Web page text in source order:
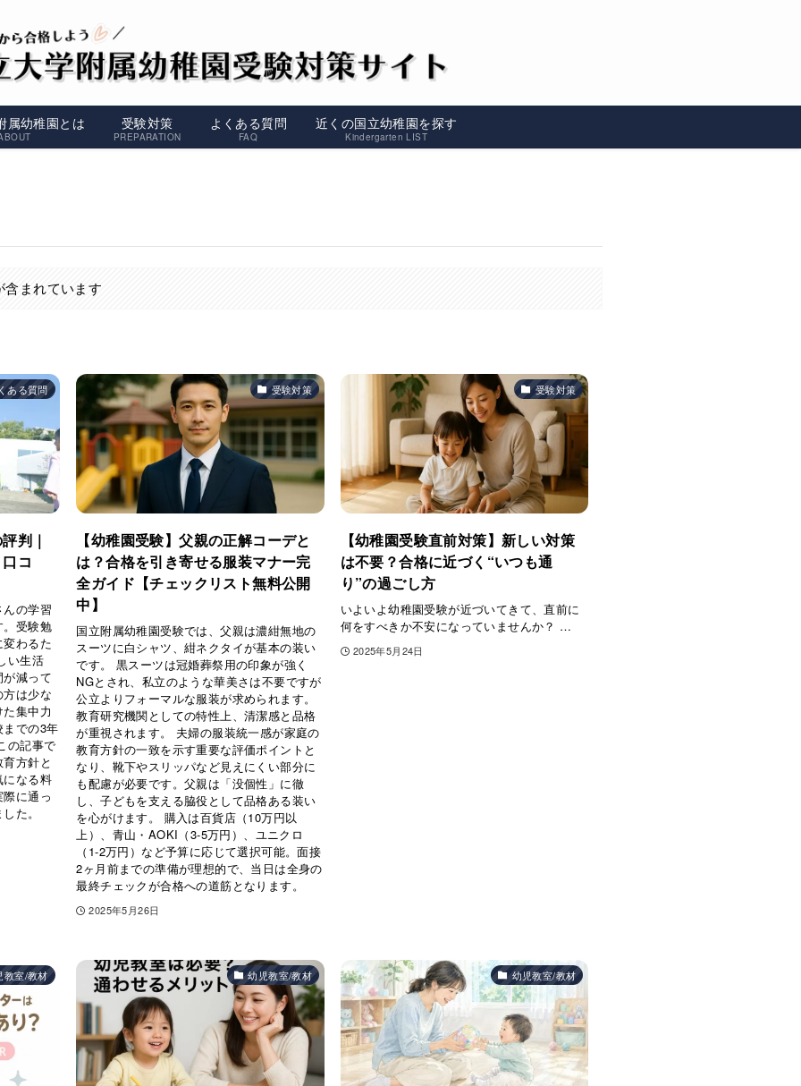
属幼稚園とは 受験対策
PREPARATION
よくある質問
FAQ
近くの国立幼稚園を探す
Kindergarten LIST
まれています
ある質問
判｜
コ
の学習
。受験勉
わるた
い生活
減って
は少な
集中力
での3年
の記事で
方針と
になる料
に通っ
た。
受験対策
【幼稚園受験】父親の正解コーデと
は？合格を引き寄せる服装マナー完
全ガイド【チェックリスト無料公開
中】
国立附属幼稚園受験では、父親は濃紺無地の
スーツに白シャツ、紺ネクタイが基本の装い
です。 黒スーツは冠婚葬祭用の印象が強く
NGとされ、私立のような華美さは不要ですが
公立よりフォーマルな服装が求められます。
教育研究機関としての特性上、清潔感と品格
が重視されます。 夫婦の服装統一感が家庭の
教育方針の一致を示す重要な評価ポイントと
なり、靴下やスリッパなど見えにくい部分に
も配慮が必要です。父親は「没個性」に徹
し、子どもを支える脇役として品格ある装い
を心がけます。 購入は百貨店（10万円以
上）、青山・AOKI（3-5万円）、ユニクロ
（1-2万円）など予算に応じて選択可能。面接
2ヶ月前までの準備が理想的で、当日は全身の
最終チェックが合格への道筋となります。
2025年5月26日
受験対策
【幼稚園受験直前対策】新しい対策
は不要？合格に近づく“いつも通
り”の過ごし方
いよいよ幼稚園受験が近づいてきて、直前に
何をすべきか不安になっていませんか？ …
2025年5月24日
教室/教材 幼児教室/教材 幼児教室/教材